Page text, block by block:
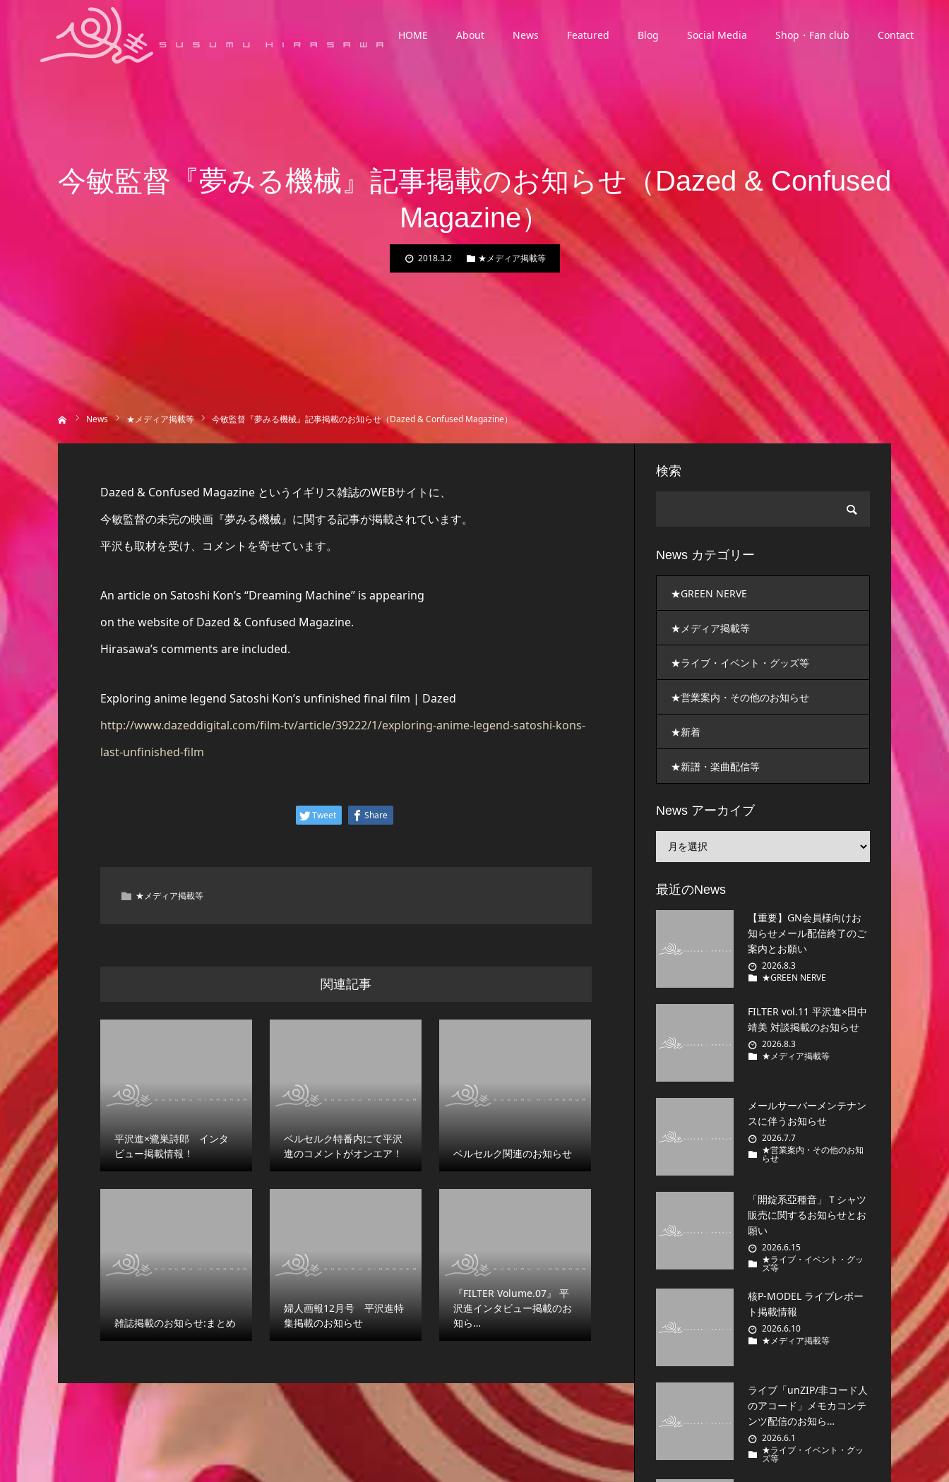
HOME About News Featured Blog Social Media Shop・Fan club Contact
今敏監督『夢みる機械』記事掲載のお知らせ（Dazed & Confused
Magazine）
2018.3.2 ★メディア掲載等
News ★メディア掲載等 今敏監督『夢みる機械』記事掲載のお知らせ（Dazed & Confused Magazine）
Dazed & Confused Magazine というイギリス雑誌のWEBサイトに、
今敏監督の未完の映画『夢みる機械』に関する記事が掲載されています。
平沢も取材を受け、コメントを寄せています。
An article on Satoshi Kon’s “Dreaming Machine” is appearing
on the website of Dazed & Confused Magazine.
Hirasawa’s comments are included.
Exploring anime legend Satoshi Kon’s unfinished final film | Dazed
http://www.dazeddigital.com/film-tv/article/39222/1/exploring-anime-legend-satoshi-kons-
last-unfinished-film
Tweet Share
★メディア掲載等
関連記事
平沢進×鷺巣詩郎 インタ
ビュー掲載情報！
ベルセルク特番内にて平沢
進のコメントがオンエア！
ベルセルク関連のお知らせ
雑誌掲載のお知らせ:まとめ
婦人画報12月号 平沢進特
集掲載のお知らせ
『FILTER Volume.07』 平
沢進インタビュー掲載のお
知ら…
検索
News カテゴリー
★GREEN NERVE
★メディア掲載等
★ライブ・イベント・グッズ等
★営業案内・その他のお知らせ
★新着
★新譜・楽曲配信等
News アーカイブ
最近のNews
【重要】GN会員様向けお
知らせメール配信終了のご
案内とお願い
2026.8.3
★GREEN NERVE
FILTER vol.11 平沢進×田中
靖美 対談掲載のお知らせ
2026.8.3
★メディア掲載等
メールサーバーメンテナン
スに伴うお知らせ
2026.7.7
★営業案内・その他のお知
らせ
「開錠系亞種音」Ｔシャツ
販売に関するお知らせとお
願い
2026.6.15
★ライブ・イベント・グッ
ズ等
核P-MODEL ライブレポー
ト掲載情報
2026.6.10
★メディア掲載等
ライブ「unZIP/非コード人
のアコード」メモカコンテ
ンツ配信のお知ら…
2026.6.1
★ライブ・イベント・グッ
ズ等